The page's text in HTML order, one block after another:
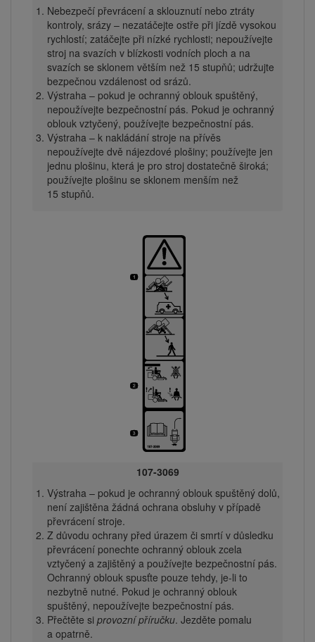
Nebezpečí převrácení a sklouznutí nebo ztráty
kontroly, srázy – nezatáčejte ostře při jízdě vysokou
rychlostí; zatáčejte při nízké rychlosti; nepoužívejte
stroj na svazích v blízkosti vodních ploch a na
svazích se sklonem větším než 15 stupňů; udržujte
bezpečnou vzdálenost od srázů.
Výstraha – pokud je ochranný oblouk spuštěný,
nepoužívejte bezpečnostní pás. Pokud je ochranný
oblouk vztyčený, používejte bezpečnostní pás.
Výstraha – k nakládání stroje na přívěs
nepoužívejte dvě nájezdové plošiny; používejte jen
jednu plošinu, která je pro stroj dostatečně široká;
používejte plošinu se sklonem menším než
15 stupňů.
107-3069
Výstraha – pokud je ochranný oblouk spuštěný dolů,
není zajištěna žádná ochrana obsluhy v případě
převrácení stroje.
Z důvodu ochrany před úrazem či smrtí v důsledku
převrácení ponechte ochranný oblouk zcela
vztyčený a zajištěný a používejte bezpečnostní pás.
Ochranný oblouk spusťte pouze tehdy, je-li to
nezbytně nutné. Pokud je ochranný oblouk
spuštěný, nepoužívejte bezpečnostní pás.
Přečtěte si provozní příručku. Jezděte pomalu
a opatrně.